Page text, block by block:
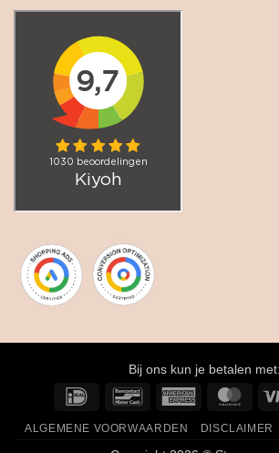
Bij ons kun je betalen met:
IDeal
BancontactAmerican
ALGEMENE VOORWAARDEN DISCLAIMER